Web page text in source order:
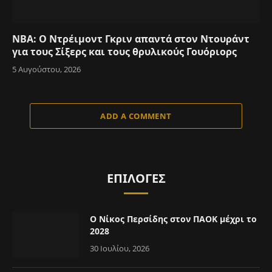
NBA: Ο Ντρέιμοντ Γκριν απαντά στον Ντουράντ
για τους Σίξερς και τους θρυλικούς Γουόριορς
5 Αυγούστου, 2026
ADD A COMMENT
ΕΠΙΛΟΓΈΣ
Ο Νίκος Περσίδης στον ΠΑΟΚ μέχρι το
2028
30 Ιουλίου, 2026